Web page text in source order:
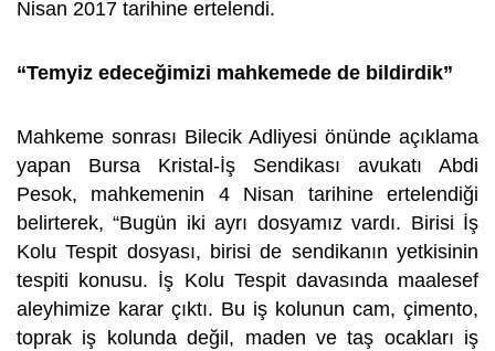
Nisan 2017 tarihine ertelendi.
“Temyiz edeceğimizi mahkemede de bildirdik”
Mahkeme sonrası Bilecik Adliyesi önünde açıklama
yapan Bursa Kristal-İş Sendikası avukatı Abdi
Pesok, mahkemenin 4 Nisan tarihine ertelendiği
belirterek, “Bugün iki ayrı dosyamız vardı. Birisi İş
Kolu Tespit dosyası, birisi de sendikanın yetkisinin
tespiti konusu. İş Kolu Tespit davasında maalesef
aleyhimize karar çıktı. Bu iş kolunun cam, çimento,
toprak iş kolunda değil, maden ve taş ocakları iş